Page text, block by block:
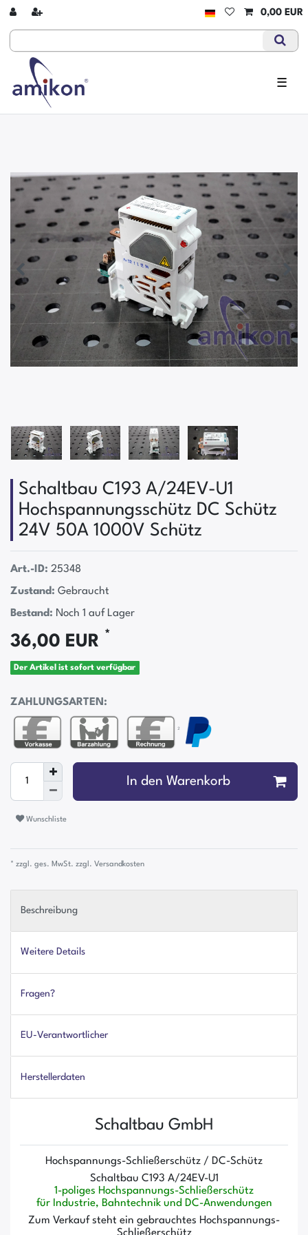
0,00 EUR
☰
Schaltbau C193 A/24EV-U1
Hochspannungsschütz DC Schütz
24V 50A 1000V Schütz
Art.-ID: 25348
Zustand: Gebraucht
Bestand: Noch 1 auf Lager
36,00 EUR *
Der Artikel ist sofort verfügbar
ZAHLUNGSARTEN:
²
In den Warenkorb
Wunschliste
* zzgl. ges. MwSt. zzgl. Versandkosten
Beschreibung
Weitere Details
Fragen?
EU-Verantwortlicher
Herstellerdaten
Schaltbau GmbH
Hochspannungs-Schließerschütz / DC-Schütz
Schaltbau C193 A/24EV-U1
1-poliges Hochspannungs-Schließerschütz
für Industrie, Bahntechnik und DC-Anwendungen
Zum Verkauf steht ein gebrauchtes Hochspannungs-
Schließerschütz